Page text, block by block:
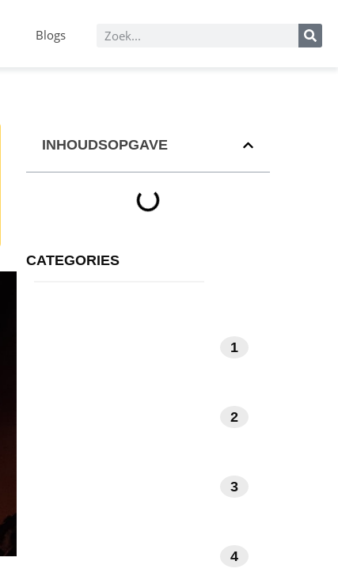
Blogs
INHOUDSOPGAVE
CATEGORIES
1
2
3
4